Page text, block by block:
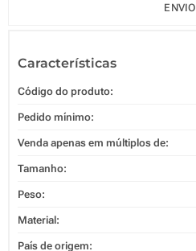
ENVIO
Características
Código do produto:
Pedido mínimo:
Venda apenas em múltiplos de:
Tamanho:
Peso:
Material:
País de origem: